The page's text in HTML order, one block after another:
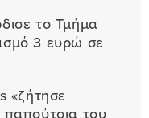
το Τμήμα
3 ευρώ σε
«ζήτησε
του